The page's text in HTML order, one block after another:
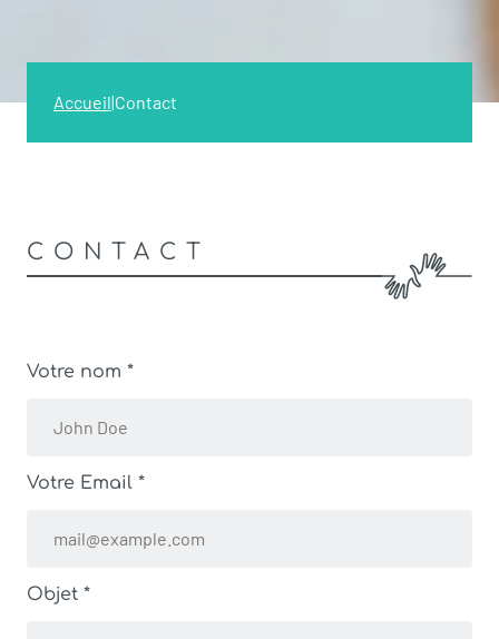
Accueil|Contact
CONTACT
Votre nom *
Votre Email *
Objet *